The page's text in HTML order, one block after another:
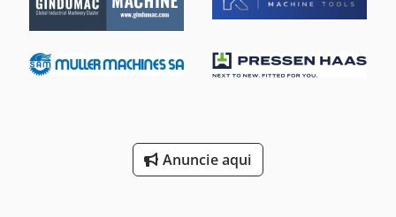
Anuncie aqui